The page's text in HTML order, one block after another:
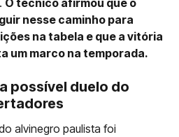
O técnico afirmou que o
nesse caminho para
na tabela e que a vitória
um marco na temporada.
possível duelo do
alvinegro paulista foi